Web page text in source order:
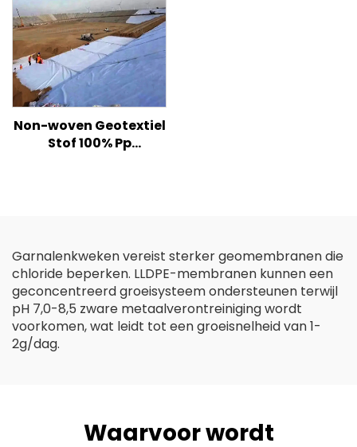
Non-woven Geotextiel
Stof 100% Pp
Garnalenkweken vereist sterker geomembranen die
chloride beperken. LLDPE-membranen kunnen een
geconcentreerd groeisysteem ondersteunen terwijl
pH 7,0-8,5 zware metaalverontreiniging wordt
voorkomen, wat leidt tot een groeisnelheid van 1-
2g/dag.
Waarvoor wordt